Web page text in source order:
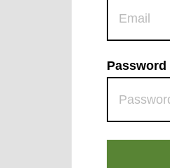
Password